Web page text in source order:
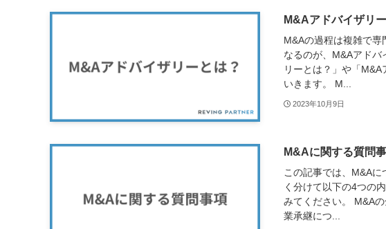
M&Aアドバイザリ
M&Aの過程は複雑で専
なるのが、M&Aアド
リーとは？」や「
いきます。 M...
2023年10月9日
M&Aに関する質問
この記事では、M&A
く分けて以下の4つの
みてください。 M&A
業承継につ...